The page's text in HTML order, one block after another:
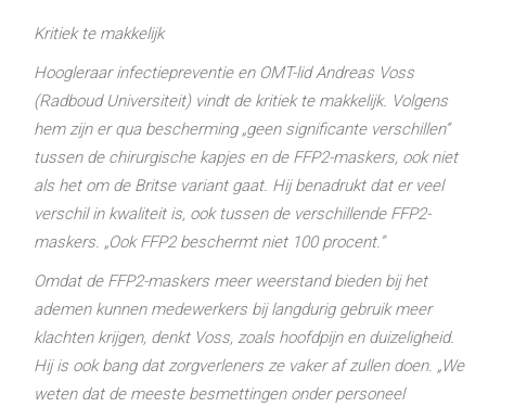
Kritiek te makkelijk
Hoogleraar infectiepreventie en OMT-lid Andreas Voss
(Radboud Universiteit) vindt de kritiek te makkelijk. Volgens
hem zijn er qua bescherming „geen significante verschillen”
tussen de chirurgische kapjes en de FFP2-maskers, ook niet
als het om de Britse variant gaat. Hij benadrukt dat er veel
verschil in kwaliteit is, ook tussen de verschillende FFP2-
maskers. „Ook FFP2 beschermt niet 100 procent.”
Omdat de FFP2-maskers meer weerstand bieden bij het
ademen kunnen medewerkers bij langdurig gebruik meer
klachten krijgen, denkt Voss, zoals hoofdpijn en duizeligheid.
Hij is ook bang dat zorgverleners ze vaker af zullen doen. „We
weten dat de meeste besmettingen onder personeel